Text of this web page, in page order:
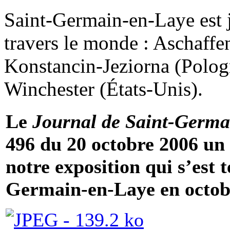
Saint-Germain-en-Laye
travers le monde :
Konstancin-Jeziorna
Winchester (États-Unis).
Le Journal de Saint-
496 du 20 octobre 2006
notre exposition qui s’est
Germain-en-Laye en